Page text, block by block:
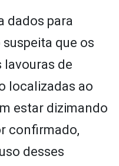
dados para
que os
lavouras de
localizadas ao
estar dizimando
confirmado,
desses